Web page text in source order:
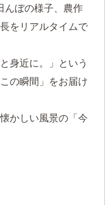
んぼの様子、農作
をリアルタイムで
身近に。」という
の瞬間」をお届け
かしい風景の「今